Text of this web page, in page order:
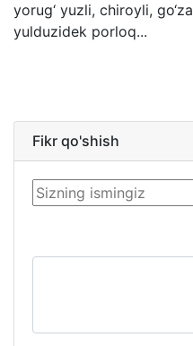
yorug‘ yuzli, chiroyli,
yulduzidek porloq...
Fikr qo'shish